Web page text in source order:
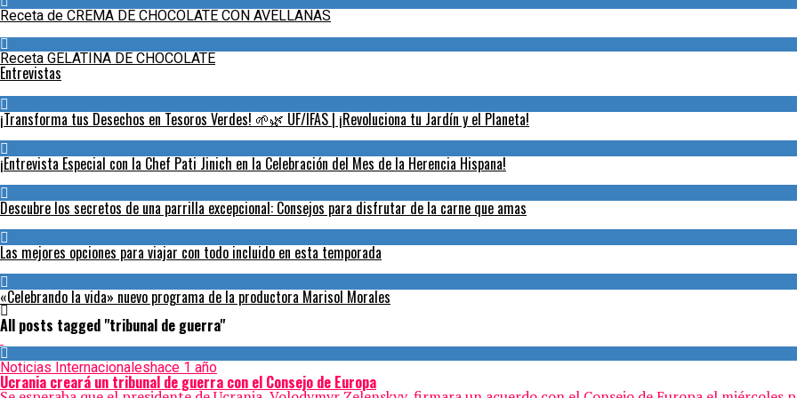
Receta de CREMA DE CHOCOLATE CON AVELLANAS
Receta GELATINA DE CHOCOLATE
Entrevistas
¡Transforma tus Desechos en Tesoros Verdes! 🌱🌿 UF/IFAS | ¡Revoluciona tu Jardín y el Planeta!
¡Entrevista Especial con la Chef Pati Jinich en la Celebración del Mes de la Herencia Hispana!
Descubre los secretos de una parrilla excepcional: Consejos para disfrutar de la carne que amas
Las mejores opciones para viajar con todo incluido en esta temporada
«Celebrando la vida» nuevo programa de la productora Marisol Morales
All posts tagged "tribunal de guerra"
Noticias Internacionaleshace 1 año
Ucrania creará un tribunal de guerra con el Consejo de Europa